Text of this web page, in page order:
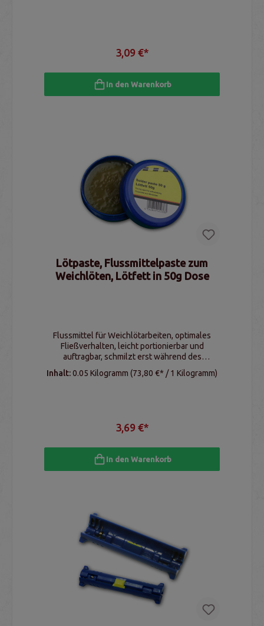
3,09 €*
In den Warenkorb
Lötpaste, Flussmittelpaste zum
Weichlöten, Lötfett in 50g Dose
Flussmittel für Weichlötarbeiten, optimales
Fließverhalten, leicht portionierbar und
auftragbar, schmilzt erst während des
Lötvorgangs, Lieferung in praktischer 50g Dose
Inhalt:0.05 Kilogramm (73,80 €* / 1 Kilogramm)
3,69 €*
In den Warenkorb